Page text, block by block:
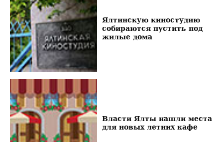
Ялтинскую киностудию
собираются пустить под
жилые дома
Власти Ялты нашли места
для новых летних кафе